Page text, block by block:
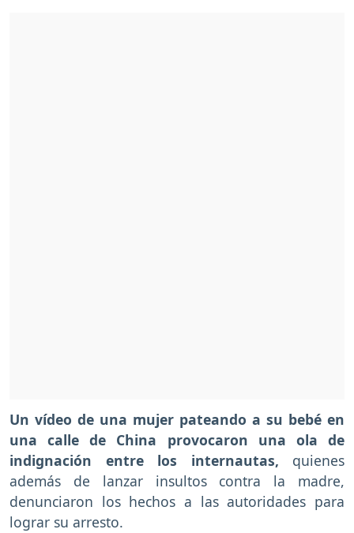
Un vídeo de una mujer pateando a su bebé en
una calle de China provocaron una ola de
indignación entre los internautas, quienes
además de lanzar insultos contra la madre,
denunciaron los hechos a las autoridades para
lograr su arresto.